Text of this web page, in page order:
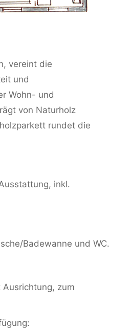
vereint die
und
Wohn- und
von Naturholz
rundet die
inkl.
Badewanne und WC.
zum